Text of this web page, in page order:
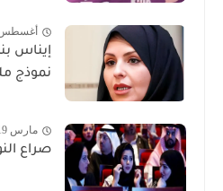
أغسطس 6,
إيناس
نموذج
مارس 19, 2025
صراع